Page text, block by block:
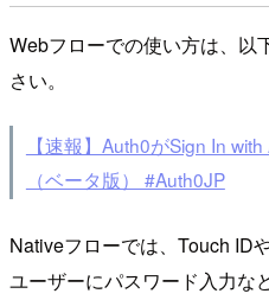
Webフローでの使い方は、以
さい。
【速報】Auth0がSign In
（ベータ版） #Auth0JP
Nativeフローでは、Touch ID
ユーザーにパスワード入力な